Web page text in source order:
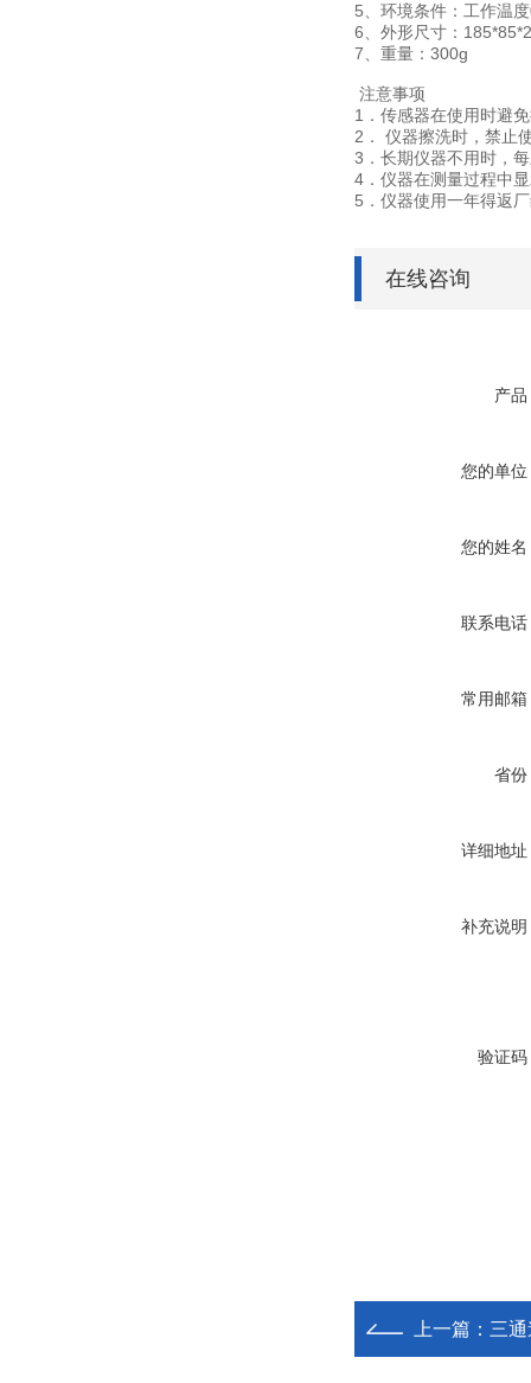
5、环境条件：工作温
6、外形尺寸：
7、重量：300g
注意事项
1．传感器在使用时避
2． 仪器擦洗时，禁止
3．长期仪器不用时，
4．仪器在测量过程中
5．仪器使用一年得返
在线咨询
产品
您的单位
您的姓名
联系电话
常用邮箱
省份
详细地址
补充说明
验证码
上一篇： 三